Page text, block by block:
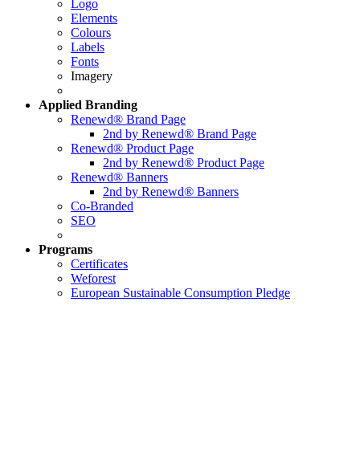
Logo
Elements
Colours
Labels
Fonts
Imagery
Applied Branding
Renewd® Brand Page
2nd by Renewd® Brand Page
Renewd® Product Page
2nd by Renewd® Product Page
Renewd® Banners
2nd by Renewd® Banners
Co-Branded
SEO
Programs
Certificates
Weforest
European Sustainable Consumption Pledge